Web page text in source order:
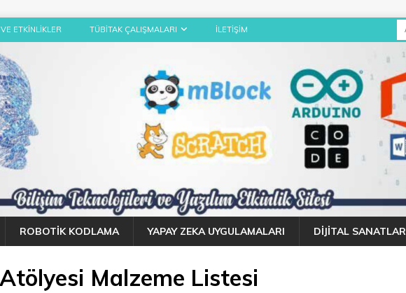
ETKINLIKLER TÜBITAK ÇALIŞMALARI İLETIŞIM
ROBOTIK KODLAMA YAPAY ZEKA UYGULAMALARI DIJITAL SANATLAR
Malzeme Listesi